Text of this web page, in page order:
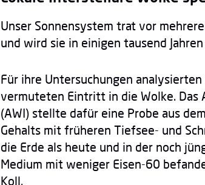
Unser Sonnensystem trat vor
und wird sie in einigen tausend
Für ihre Untersuchungen
vermuteten Eintritt in die Wolke.
(AWI) stellte dafür eine Probe aus
Gehalts mit früheren Tiefsee- und
die Erde als heute und in der noch
Medium mit weniger Eisen-60
Koll.